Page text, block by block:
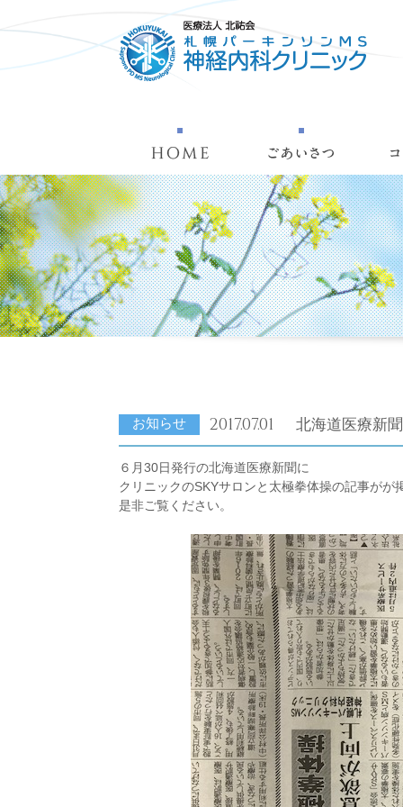
お知らせ 2017.07.01 北海道医療新
６月30日発行の北海道医療新聞に
クリニックのSKYサロンと太極拳体操の記事がが
是非ご覧ください。